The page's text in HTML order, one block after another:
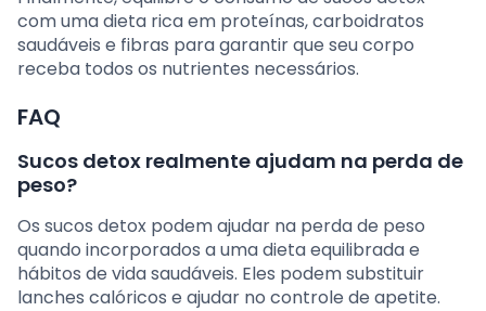
com uma dieta rica em proteínas, carboidratos
saudáveis e fibras para garantir que seu corpo
receba todos os nutrientes necessários.
FAQ
Sucos detox realmente ajudam na perda de
peso?
Os sucos detox podem ajudar na perda de peso
quando incorporados a uma dieta equilibrada e
hábitos de vida saudáveis. Eles podem substituir
lanches calóricos e ajudar no controle de apetite.